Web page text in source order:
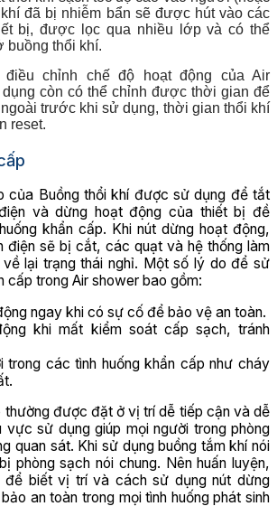
đã bị nhiễm bẩn sẽ được hút vào các
bị, được lọc qua nhiều lớp và có thể
buồng thổi khí.
chỉnh chế độ hoạt động của Air
còn có thể chỉnh được thời gian để
trước khi sử dụng, thời gian thổi khí
reset.
của Buồng thổi khí được sử dụng để tắt
và dừng hoạt động của thiết bị đề
khẩn cấp. Khi nút dừng hoạt động,
điện sẽ bị cắt, các quạt và hệ thống làm
lại trạng thái nghỉ. Một số lý do để sử
cấp trong Air shower bao gồm:
ngay khi có sự cố để bảo vệ an toàn.
khi mất kiểm soát cấp sạch, tránh
trong các tình huống khẩn cấp như cháy
thường được đặt ở vị trí dễ tiếp cận và dễ
vực sử dụng giúp mọi người trong phòng
quan sát. Khi sử dụng buồng tắm khí nói
phòng sạch nói chung. Nên huấn luyện,
để biết vị trí và cách sử dụng nút dừng
an toàn trong mọi tình huống phát sinh